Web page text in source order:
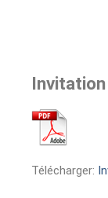
Télécharger: